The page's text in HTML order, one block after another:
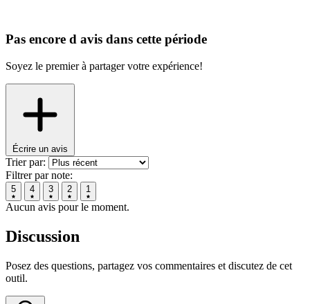
Pas encore d avis dans cette période
Soyez le premier à partager votre expérience!
Écrire un avis
Trier par:
Filtrer par note:
5 4 3 2 1
Aucun avis pour le moment.
Discussion
Posez des questions, partagez vos commentaires et discutez de cet
outil.